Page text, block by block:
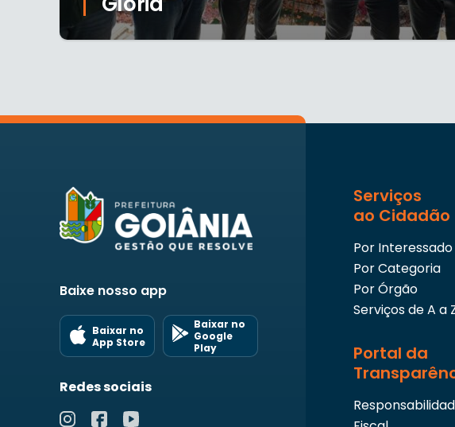
Baixe nosso app
Baixar no
App Store
Baixar no
Google
Play
Redes sociais
Serviços
ao Cidadão
Por Interessado
Por Categoria
Por Órgão
Serviços de A a
Portal da